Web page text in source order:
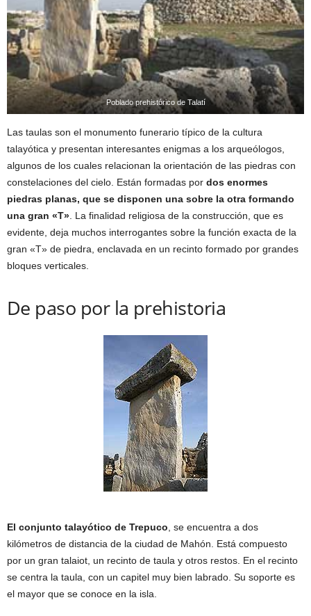
Poblado prehistórico de Talatí
Las taulas son el monumento funerario típico de la cultura
talayótica y presentan interesantes enigmas a los arqueólogos,
algunos de los cuales relacionan la orientación de las piedras con
constelaciones del cielo. Están formadas por dos enormes
piedras planas, que se disponen una sobre la otra formando
una gran «T» . La finalidad religiosa de la construcción, que es
evidente, deja muchos interrogantes sobre la función exacta de la
gran «T» de piedra, enclavada en un recinto formado por grandes
bloques verticales.
De paso por la prehistoria
El conjunto talayótico de Trepuco , se encuentra a dos
kilómetros de distancia de la ciudad de Mahón. Está compuesto
por un gran talaiot, un recinto de taula y otros restos. En el recinto
se centra la taula, con un capitel muy bien labrado. Su soporte es
el mayor que se conoce en la isla.